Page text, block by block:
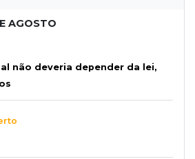
AGOSTO
não deveria depender da lei,